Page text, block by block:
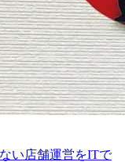
い店舗運営をITで